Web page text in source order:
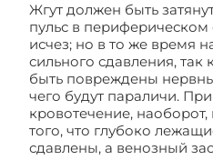
Жгут должен быть
пульс в периферическом
исчез; но в то же время
сильного сдавления, так
быть повреждены
чего будут параличи.
кровотечение, наоборот,
того, что глубоко
сдавлены, а венозный